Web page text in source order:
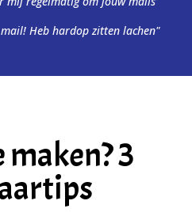
Heb hardop zitten lachen"
3